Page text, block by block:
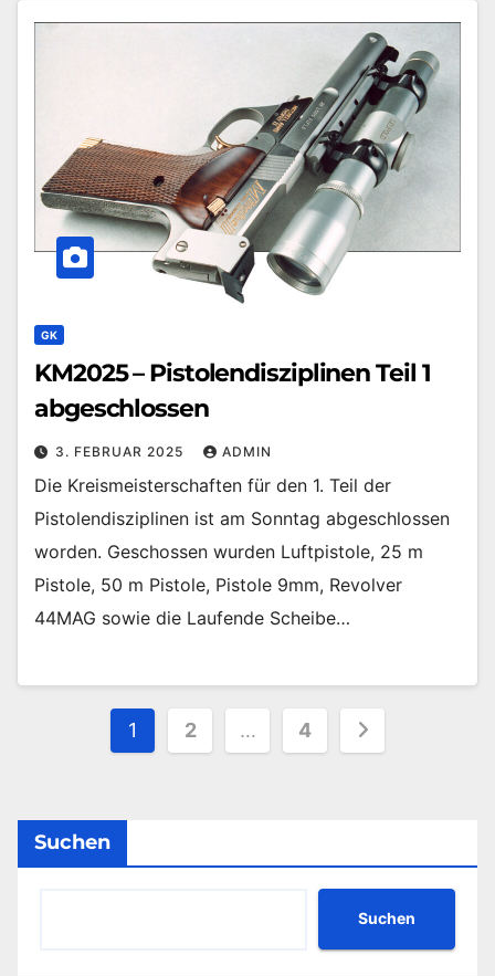
GK
KM2025 – Pistolendisziplinen Teil 1
abgeschlossen
3. FEBRUAR 2025 ADMIN
Die Kreismeisterschaften für den 1. Teil der
Pistolendisziplinen ist am Sonntag abgeschlossen
worden. Geschossen wurden Luftpistole, 25 m
Pistole, 50 m Pistole, Pistole 9mm, Revolver
44MAG sowie die Laufende Scheibe…
Seitennummerierung
Beiträge
1 2 … 4
Suchen
Suchen